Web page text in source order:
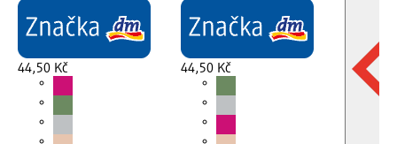
44,50 Kč 44,50 Kč